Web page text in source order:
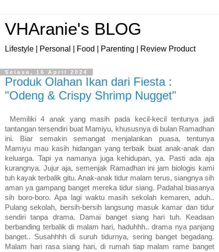
VHAranie's BLOG
Lifestyle | Personal | Food | Parenting | Review Product
Selasa, 16 April 2024
Produk Olahan Ikan dari Fiesta :
"Odeng & Crispy Shrimp Nugget"
Memiliki 4 anak yang masih pada kecil-kecil tentunya jadi
tantangan tersendiri buat Mamiyu, khususnya di bulan Ramadhan
ini. Biar semakin semangat menjalankan puasa, tentunya
Mamiyu mau kasih hidangan yang terbaik buat anak-anak dan
keluarga. Tapi ya namanya juga kehidupan, ya. Pasti ada aja
kurangnya. Jujur aja, semenjak Ramadhan ini jam biologis kami
tuh kayak terbalik gitu. Anak-anak tidur malam terus, siangnya sih
aman ya gampang banget mereka tidur siang. Padahal biasanya
sih boro-boro. Apa lagi waktu masih sekolah kemaren, aduh..
Pulang sekolah, bersih-bersih langsung masuk kamar dan tidur
sendiri tanpa drama. Damai banget siang hari tuh. Keadaan
berbanding terbalik di malam hari, haduhhh.. drama nya panjang
banget.. Susahhhh di suruh tidurnya, sering banget begadang.
Malam hari rasa siang hari, di rumah tiap malam rame banget